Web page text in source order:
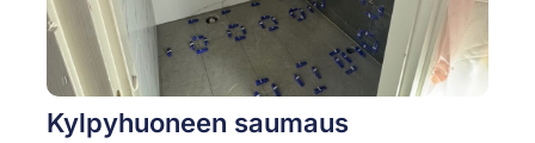
Kylpyhuoneen saumaus